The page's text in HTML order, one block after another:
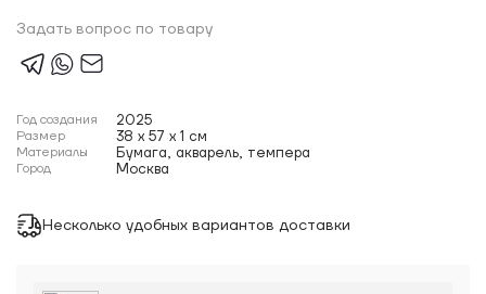
Задать вопрос по товару
Год создания 2025
Размер 38 x 57 x 1 см
Материалы Бумага, акварель, темпера
Город Москва
Несколько удобных вариантов доставки